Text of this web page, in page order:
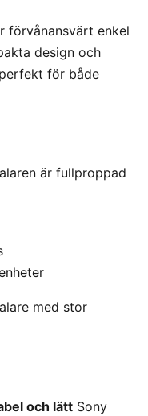
förvånansvärt enkel
design och
för både
är fullproppad
med stor
och lätt Sony